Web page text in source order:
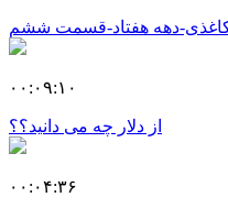
کاغذی-دهه هفتاد-قسمت ششم
۰۰:۰۹:۱۰
از دلار چه می دانید؟؟
۰۰:۰۴:۳۶